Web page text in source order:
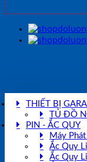
THIẾT BỊ
TỦ ĐỒ
PIN - ẮC QUY
Máy
Ắc Quy
Ắc Quy